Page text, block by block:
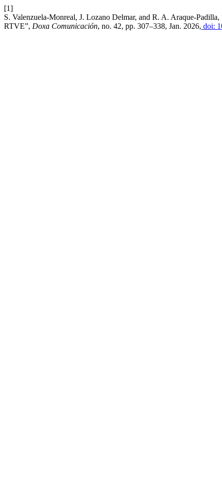
[1]
S. Valenzuela-Monreal, J. Lozano Delmar, and R. A. Araque-
RTVE”, Doxa Comunicación, no. 42, pp. 307–338, Jan. 2026, doi: